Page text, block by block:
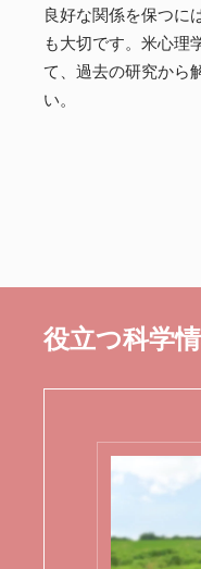
良好な関係を保つに
も大切です。米心理
て、過去の研究から
い。
役立つ科学